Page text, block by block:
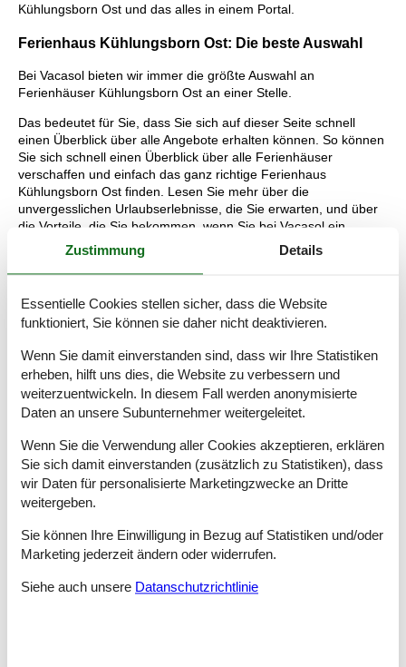
Kühlungsborn Ost und das alles in einem Portal.
Ferienhaus Kühlungsborn Ost: Die beste Auswahl
Bei Vacasol bieten wir immer die größte Auswahl an
Ferienhäuser Kühlungsborn Ost an einer Stelle.
Das bedeutet für Sie, dass Sie sich auf dieser Seite schnell
einen Überblick über alle Angebote erhalten können. So können
Sie sich schnell einen Überblick über alle Ferienhäuser
verschaffen und einfach das ganz richtige Ferienhaus
Kühlungsborn Ost finden. Lesen Sie mehr über die
unvergesslichen Urlaubserlebnisse, die Sie erwarten, und über
die Vorteile, die Sie bekommen, wenn Sie bei Vacasol ein
vermietetes Ferienhaus Kühlungsborn Ost buchen.
Tipps: Urlaubserlebnisse Kühlungsborn Ost
Kühlungsborn ist ein Ostseebad 25 km von Rostock entfernt.
Seit der Mitte des 19. Jahrhunderts entwickelt sich der
Zeugnisse im Ort vorhanden und vermitteln ein mondänes Flair.
Die beiden eng verwobenen Ortsteile Kühlungsborn Ost und
Kühlungsborn West bilden den größten Bade- und Erholungsort
des Landesteils Mecklenburg.
Die touristische Infrastruktur ist entsprechend gut ausgebaut
und es stehen ausreichend Unterkünfte z. B. Ferienhäuser in
Kühlungsborn Ost zur Auswahl.
Der breite Sandstrand ist ideal für einen Sommerurlaub mit der
kann der Tag entspannt am Strand verbracht werden. Kioske an
den Strandaufgängen versorgen mit allem, was an einem
Sommer von Rettungsschwimmern bewacht.
Zustimmung Details
Essentielle Cookies stellen sicher, dass die Website
funktioniert, Sie können sie daher nicht deaktivieren.
Wenn Sie damit einverstanden sind, dass wir Ihre Statistiken
erheben, hilft uns dies, die Website zu verbessern und
weiterzuentwickeln. In diesem Fall werden anonymisierte
Daten an unsere Subunternehmer weitergeleitet.
Wenn Sie die Verwendung aller Cookies akzeptieren, erklären
Sie sich damit einverstanden (zusätzlich zu Statistiken), dass
wir Daten für personalisierte Marketingzwecke an Dritte
weitergeben.
Sie können Ihre Einwilligung in Bezug auf Statistiken und/oder
Marketing jederzeit ändern oder widerrufen.
Siehe auch unsere Datanschutzrichtlinie